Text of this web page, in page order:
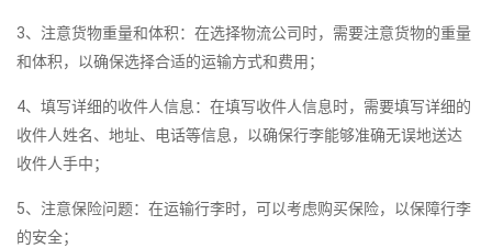
3、注意货物重量和体积：在选择物流公司时，需要注意货物的重量
和体积，以确保选择合适的运输方式和费用；
4、填写详细的收件人信息：在填写收件人信息时，需要填写详细的
收件人姓名、地址、电话等信息，以确保行李能够准确无误地送达
收件人手中；
5、注意保险问题：在运输行李时，可以考虑购买保险，以保障行李
的安全；